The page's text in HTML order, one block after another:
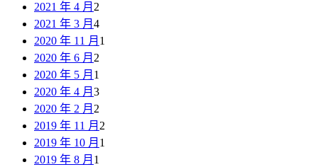
2021 年 4 月 2
2021 年 3 月 4
2020 年 11 月 1
2020 年 6 月 2
2020 年 5 月 1
2020 年 4 月 3
2020 年 2 月 2
2019 年 11 月 2
2019 年 10 月 1
2019 年 8 月 1